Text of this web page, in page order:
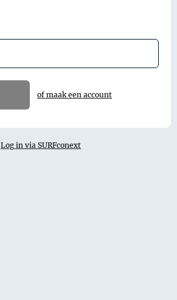
of maak een account
Log in via SURFconext